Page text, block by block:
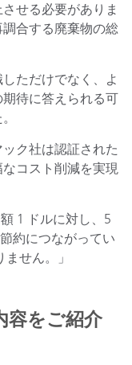
せる必要がありま
合する廃棄物の総
ただけでなく、よ
待に答えられる可
ク社は認証された
コスト削減を実現
1 ドルに対し、5
約につながってい
せん。」
容をご紹介